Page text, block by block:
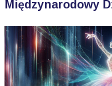
Międzynarodowy